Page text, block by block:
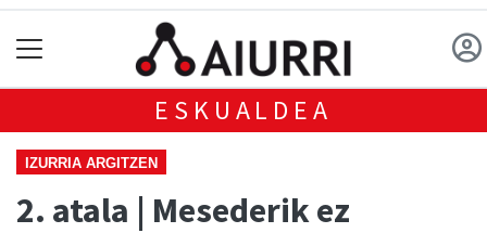
ESKUALDEA
IZURRIA ARGITZEN
2. atala | Mesederik ez